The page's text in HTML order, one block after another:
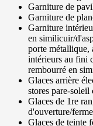
Garniture de
Garniture de
Garniture
en similicuir/
porte métallique,
intérieurs au fini
rembourré en
Glaces arrière
stores pare-soleil
Glaces de 1re
d'ouverture/
Glaces de teinte